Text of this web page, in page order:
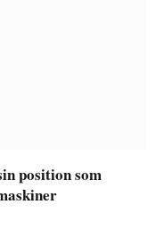
position som